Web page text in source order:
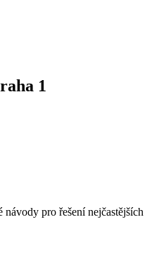
1
pro řešení nejčastějších